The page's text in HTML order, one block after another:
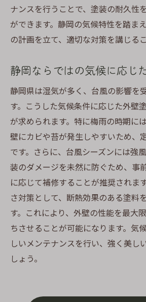
ナンスを行うことで、塗装の耐久性
ができます。静岡の気候特性を踏ま
の計画を立て、適切な対策を講じる
静岡ならではの気候に応じ
静岡県は湿気が多く、台風の影響を
す。こうした気候条件に応じた外壁
が求められます。特に梅雨の時期に
壁にカビや苔が発生しやすいため、
です。さらに、台風シーズンには強
装のダメージを未然に防ぐため、事
に応じて補修することが推奨されま
さ対策として、断熱効果のある塗料
す。これにより、外壁の性能を最大
ちさせることが可能になります。気
しいメンテナンスを行い、強く美し
しょう。